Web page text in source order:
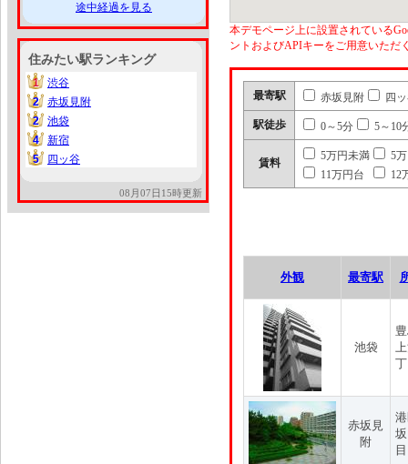
途中経過を見る
住みたい駅ランキング
1
1
渋谷
2
2
赤坂見附
2
2
池袋
4
4
新宿
5
5 四ッ谷
08月07日15時更新
本デモページ上に設置されている
ントおよびAPIキーをご用意いただ
最寄駅 赤坂見附 四
駅徒歩 0～5分 5～10
賃料
5万円未満
5
11万円台
12
外観 最寄駅
池袋
赤坂見
附
目